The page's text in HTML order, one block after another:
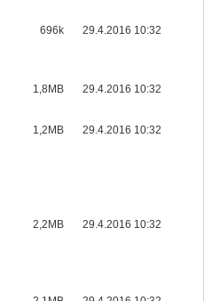
696k 29.4.2016 10:32
1,8MB 29.4.2016 10:32
1,2MB 29.4.2016 10:32
2,2MB 29.4.2016 10:32